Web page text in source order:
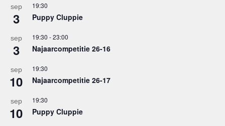
sep
3
19:30
Puppy Cluppie
sep
3
19:30 -23:00
Najaarcompetitie 26-16
sep
10
19:30
Najaarcompetitie 26-17
sep
10
19:30
Puppy Cluppie